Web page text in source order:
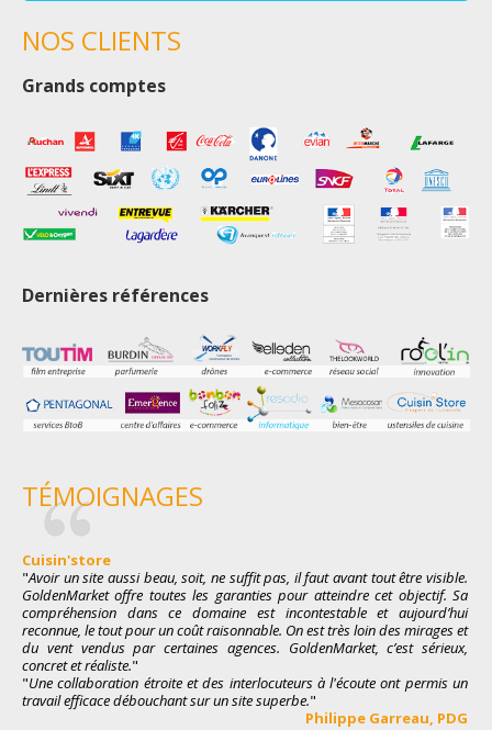
NOS CLIENTS
Grands comptes
Dernières références
TÉMOIGNAGES
Cuisin'store
"Avoir un site aussi beau, soit, ne suffit pas, il faut avant tout être visible.
GoldenMarket offre toutes les garanties pour atteindre cet objectif. Sa
compréhension dans ce domaine est incontestable et aujourd’hui
reconnue, le tout pour un coût raisonnable. On est très loin des mirages et
du vent vendus par certaines agences. GoldenMarket, c’est sérieux,
concret et réaliste."
"Une collaboration étroite et des interlocuteurs à l'écoute ont permis un
travail efficace débouchant sur un site superbe."
Philippe Garreau, PDG